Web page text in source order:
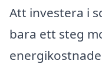
Att investera i
bara ett steg